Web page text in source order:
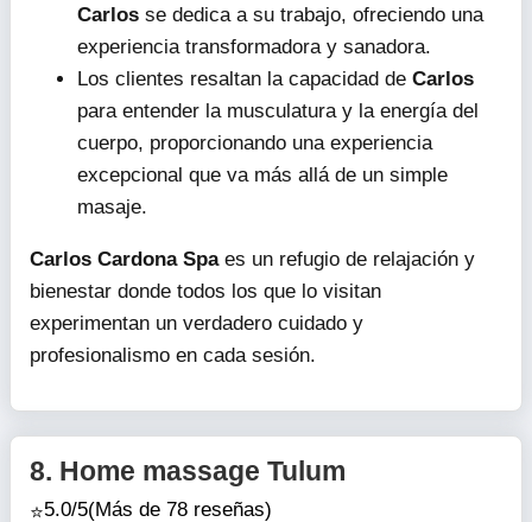
Carlos se dedica a su trabajo, ofreciendo una
experiencia transformadora y sanadora.
Los clientes resaltan la capacidad de Carlos
para entender la musculatura y la energía del
cuerpo, proporcionando una experiencia
excepcional que va más allá de un simple
masaje.
Carlos Cardona Spaes un refugio de relajación y
bienestar donde todos los que lo visitan
experimentan un verdadero cuidado y
profesionalismo en cada sesión.
8. Home massage Tulum
5.0/5(Más de 78 reseñas)